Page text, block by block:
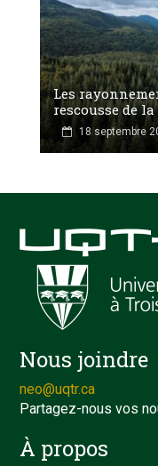
Les
rescousse de
18 septembre
Nous joindre
neo@uqtr.ca
Partagez-nous vos
À propos